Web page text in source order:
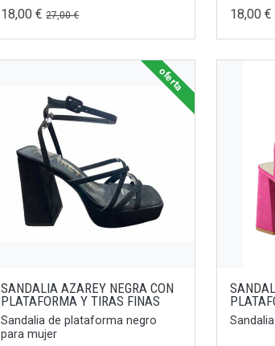
18,00 €27,00 € 18,00 €
SANDALIA AZAREY NEGRA CON
PLATAFORMA Y TIRAS FINAS
Sandalia de plataforma negro
para mujer
oferta